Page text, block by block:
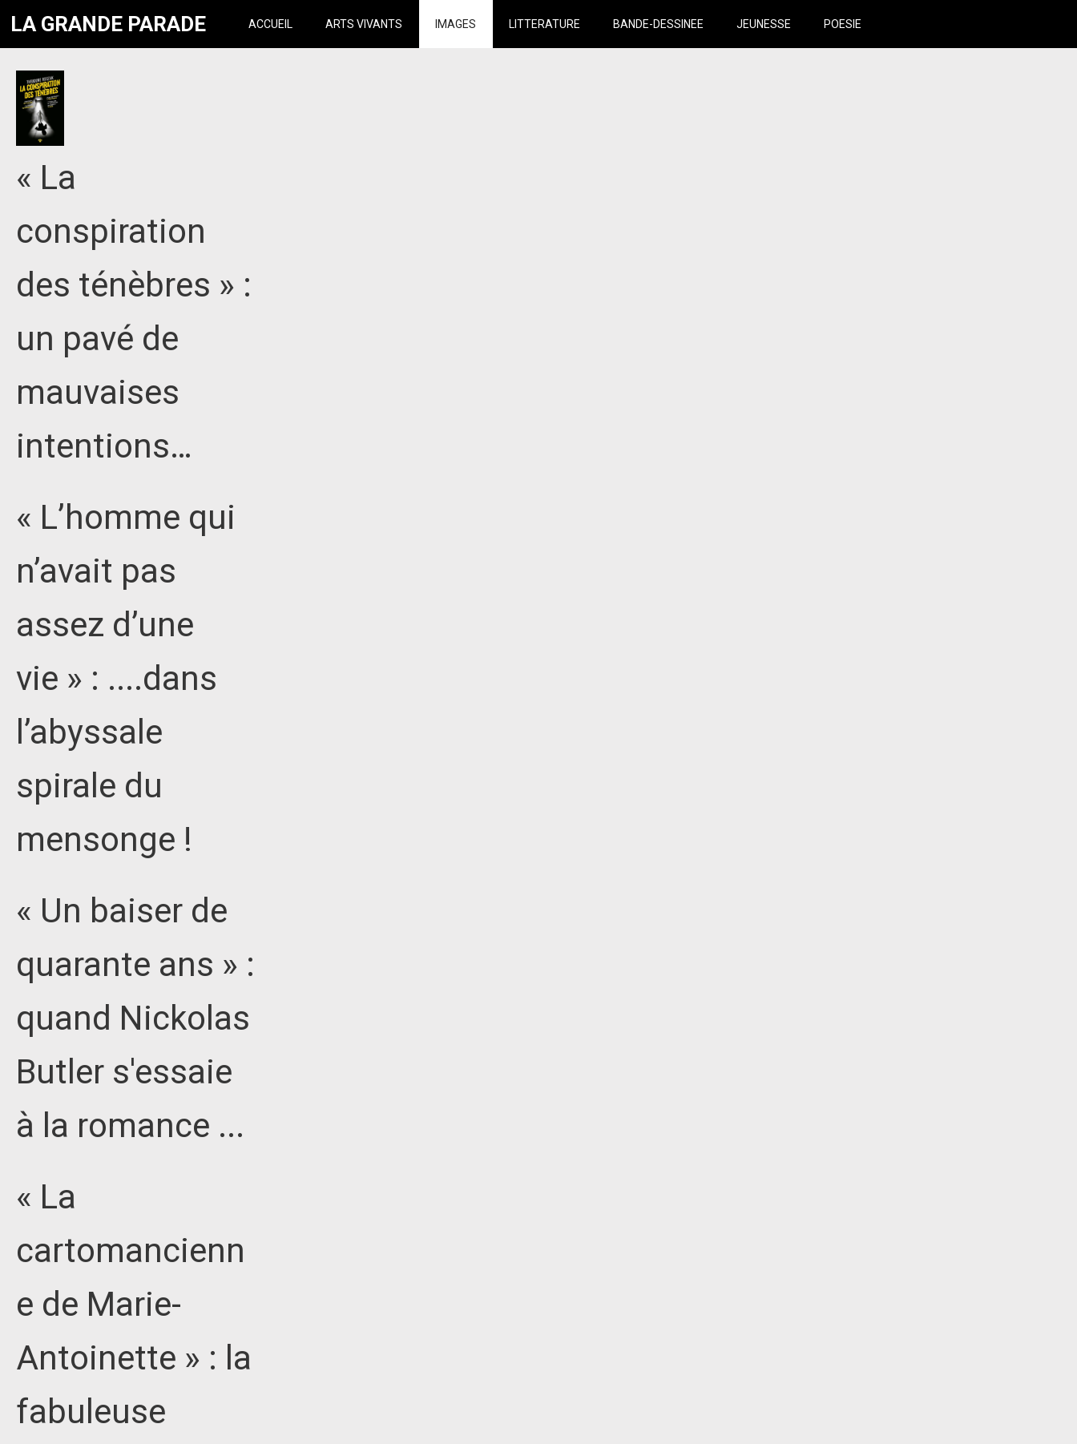
LA GRANDE PARADE ACCUEIL ARTS VIVANTS IMAGES LITTERATURE BANDE-DESSINEE JEUNESSE POESIE
« La
conspiration
des ténèbres » :
un pavé de
mauvaises
intentions…
« L’homme qui
n’avait pas
assez d’une
vie » : ....dans
l’abyssale
spirale du
mensonge !
« Un baiser de
quarante ans » :
quand Nickolas
Butler s'essaie
à la romance ...
« La
cartomancienn
e de Marie-
Antoinette » : la
fabuleuse